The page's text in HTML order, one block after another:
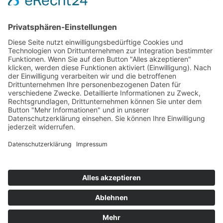
Impressum
AGB
Cookie-Einstellungen
Werbe-Einwilligungen